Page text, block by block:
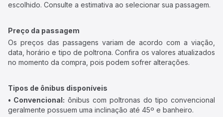
escolhido. Consulte a estimativa ao selecionar sua passagem.
Preço da passagem
Os preços das passagens variam de acordo com a viação,
data, horário e tipo de poltrona. Confira os valores atualizados
no momento da compra, pois podem sofrer alterações.
Tipos de ônibus disponíveis
• Convencional: ônibus com poltronas do tipo convencional
geralmente possuem uma inclinação até 45º e banheiro.